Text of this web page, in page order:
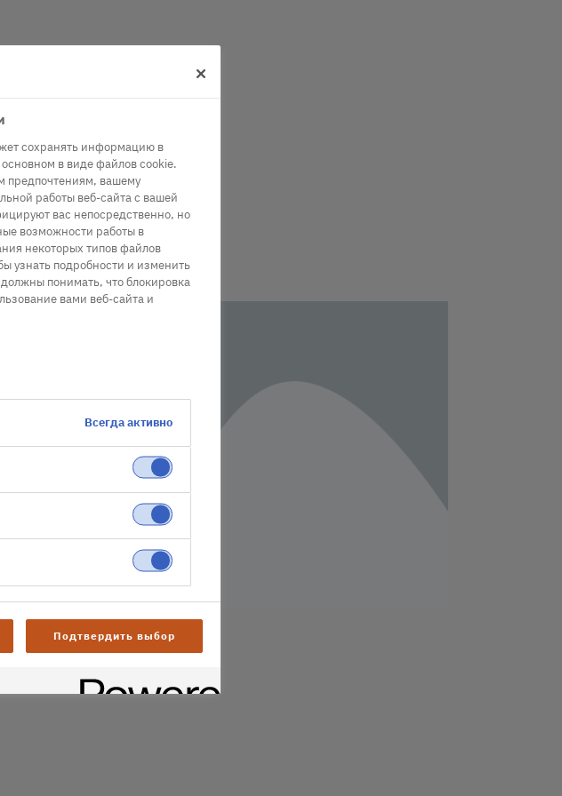
сохранять информацию в
в виде файлов cookie.
предпочтениям, вашему
работы веб-сайта с вашей
вас непосредственно, но
возможности работы в
некоторых типов файлов
узнать подробности и изменить
понимать, что блокировка
вами веб-сайта и
Всегда активно
Подтвердить выбор